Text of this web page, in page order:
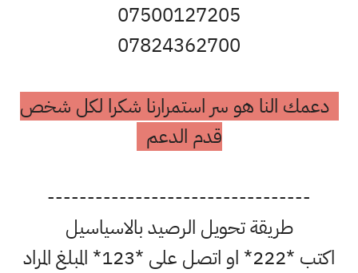
07500127205
07824362700
دعمك النا هو سر استمرارنا شكرا لكل شخص
قدم الدعم
---------------------------------
طريقة تحويل الرصيد بالاسياسيل
اكتب *222* او اتصل على *123* المبلغ المراد